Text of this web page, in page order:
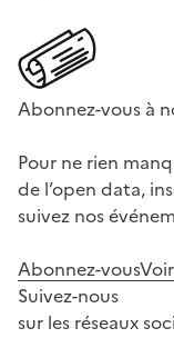
Abonnez-vous à
Pour ne rien
de l’open data,
suivez nos
Abonnez-vous
Suivez-nous
sur les réseaux